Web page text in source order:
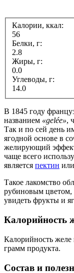
Калории, ккал:
56
Белки, г:
2.8
Жиры, г:
0.0
Углеводы, г:
14.0
В 1845 году
названием «gelée»,
Так и по сей день
ягодной основе в
желирующий эффект
чаще всего
является пектин или
Такое лакомство
рубиновым цветом,
увидеть фрукты и
Калорийность
Калорийность желе
грамм продукта.
Состав и